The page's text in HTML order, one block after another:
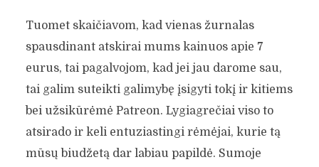
„PROTAGONISTO“ MISIJŲ
YRA RODYTI LIETUVIŲ
KŪRĖJUS
Greta Musteikienė Leidyklos 12 min. skaitymo
Tuomet skaičiavom, kad vienas žurnalas
spausdinant atskirai mums kainuos apie 7
eurus, tai pagalvojom, kad jei jau darome sau,
tai galim suteikti galimybę įsigyti tokį ir kitiems
bei užsikūrėmė Patreon. Lygiagrečiai viso to
atsirado ir keli entuziastingi rėmėjai, kurie tą
mūsų biudžetą dar labiau papildė. Sumoje